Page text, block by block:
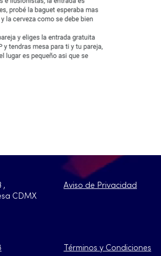
,
CDMX
Aviso de Privacidad
Términos y Condiciones